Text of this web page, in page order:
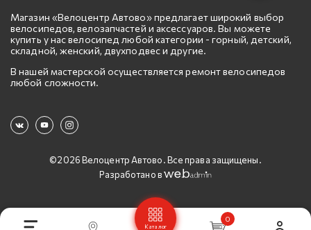
Магазин «Велоцентр Автово» предлагает широкий выбор
велосипедов, велозапчастей и аксессуаров. Вы можете
купить у нас велосипед любой категории - горный, детский,
складной, женский, двухподвес и другие.
В нашей мастерской осуществляется ремонт велосипедов
любой сложности.
©2026 Велоцентр Автово. Все права защищены.
Разработано в
Каталог
0